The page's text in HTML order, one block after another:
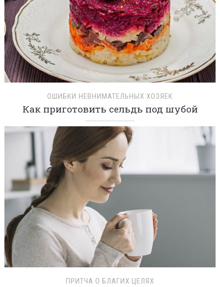
ОШИБКИ НЕВНИМАТЕЛЬНЫХ ХОЗЯЕК
Как приготовить сельдь под шубой
ПРИТЧА О БЛАГИХ ЦЕЛЯХ